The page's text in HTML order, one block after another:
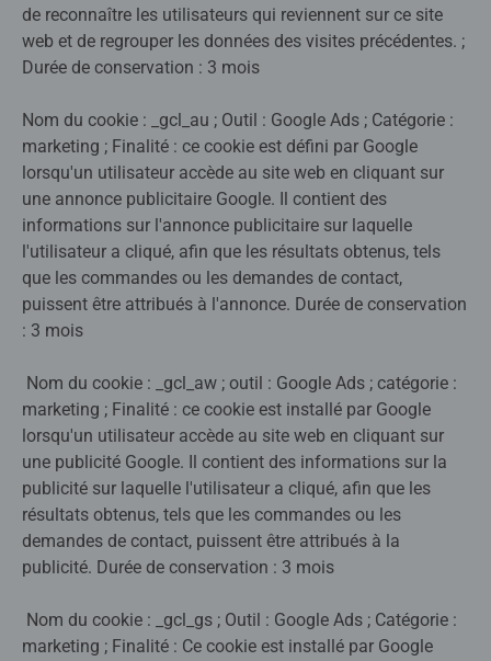
de reconnaître les utilisateurs qui reviennent sur ce site
web et de regrouper les données des visites précédentes. ;
Durée de conservation : 3 mois
Nom du cookie : _gcl_au ; Outil : Google Ads ; Catégorie :
marketing ; Finalité : ce cookie est défini par Google
lorsqu'un utilisateur accède au site web en cliquant sur
une annonce publicitaire Google. Il contient des
informations sur l'annonce publicitaire sur laquelle
l'utilisateur a cliqué, afin que les résultats obtenus, tels
que les commandes ou les demandes de contact,
puissent être attribués à l'annonce. Durée de conservation
: 3 mois
Nom du cookie : _gcl_aw ; outil : Google Ads ; catégorie :
marketing ; Finalité : ce cookie est installé par Google
lorsqu'un utilisateur accède au site web en cliquant sur
une publicité Google. Il contient des informations sur la
publicité sur laquelle l'utilisateur a cliqué, afin que les
résultats obtenus, tels que les commandes ou les
demandes de contact, puissent être attribués à la
publicité. Durée de conservation : 3 mois
Nom du cookie : _gcl_gs ; Outil : Google Ads ; Catégorie :
marketing ; Finalité : Ce cookie est installé par Google